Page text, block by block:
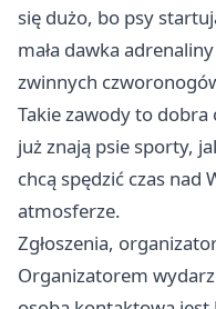
się dużo, bo psy
mała dawka
zwinnych
Takie zawody to
już znają psie sporty,
chcą spędzić czas nad
atmosferze.
Zgłoszenia,
Organizatorem